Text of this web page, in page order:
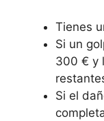
Tienes
Si un
300 € y
Si el